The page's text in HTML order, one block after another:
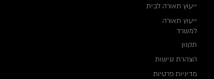
ייעוץ תאורה לבית
ייעוץ תאורה
למשרד
תקנון
הצהרת נגישות
מדיניות פרטיות